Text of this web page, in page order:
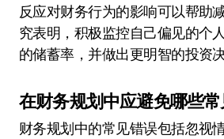
反应对财务行为的影响可以帮助
究表明，积极监控自己偏见的个
的储蓄率，并做出更明智的投资决
在财务规划中应避免哪些常
财务规划中的常见错误包括忽视